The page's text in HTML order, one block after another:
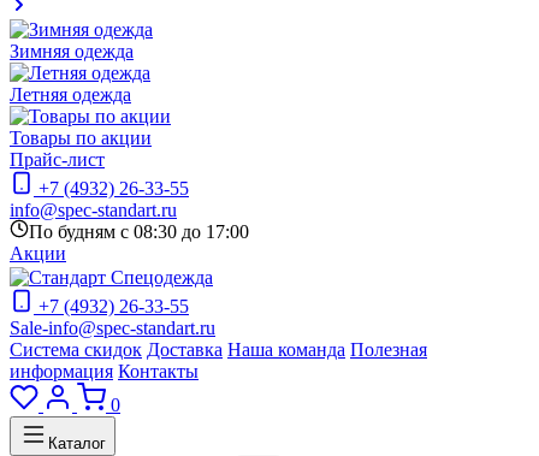
Зимняя одежда
Летняя одежда
Товары по акции
Прайс-лист
+7 (4932) 26-33-55
info@spec-standart.ru
По будням с 08:30 до 17:00
Акции
+7 (4932) 26-33-55
Sale-info@spec-standart.ru
Система скидок Доставка Наша команда Полезная
информация Контакты
0
Каталог